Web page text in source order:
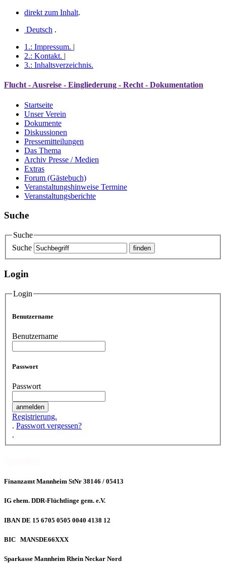
direkt zum Inhalt.
Deutsch .
1.: Impressum. |
2.: Kontakt. |
3.: Inhaltsverzeichnis.
Flucht - Ausreise - Eingliederung - Recht - Dokumentation
Startseite
Unser Verein
Dokumente
Diskussionen
Pressemitteilungen
Das Thema
Archiv Presse / Medien
Extras
Forum (Gästebuch)
Veranstaltungshinweise Termine
Veranstaltungsberichte
Suche
Suche
Suche
Login
Login
Benutzername
Benutzername
Passwort
Passwort
Registrierung.
. Passwort vergessen?
.
Finanzamt Mannheim StNr 38146 / 05413
IG ehem. DDR-Flüchtlinge gem. e.V.
IBAN DE 15 6705 0505 0040 4138 12
BIC MANSDE66XXX
Sparkasse Mannheim Rhein Neckar Nord